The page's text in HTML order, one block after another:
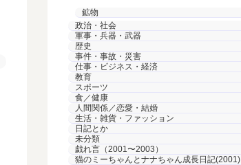
鉱物
政治・社会
軍事・兵器・武器
歴史
事件・事故・災害
仕事・ビジネス・経済
教育
スポーツ
食／健康
人間関係／恋愛・結婚
生活・雑貨・ファッション
日記とか
未分類
戯れ言（2001〜2003）
猫のミーちゃんとナナちゃん成長日記(2001)